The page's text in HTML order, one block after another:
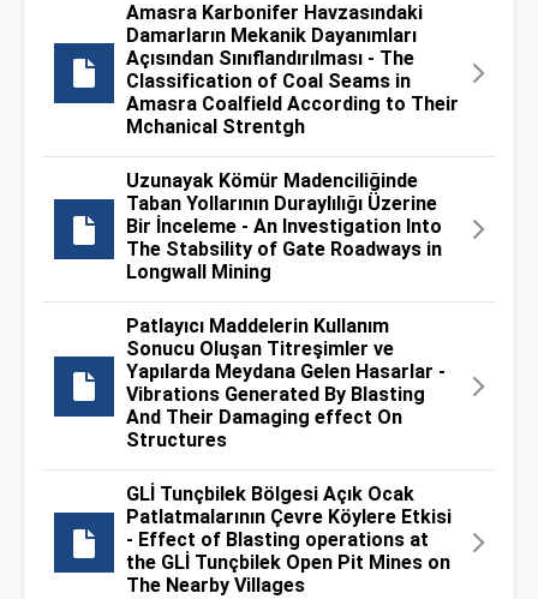
Amasra Karbonifer Havzasındaki
Damarların Mekanik Dayanımları
Açısından Sınıflandırılması - The
Classification of Coal Seams in
Amasra Coalfield According to Their
Mchanical Strentgh
Uzunayak Kömür Madenciliğinde
Taban Yollarının Duraylılığı Üzerine
Bir İnceleme - An Investigation Into
The Stabsility of Gate Roadways in
Longwall Mining
Patlayıcı Maddelerin Kullanım
Sonucu Oluşan Titreşimler ve
Yapılarda Meydana Gelen Hasarlar -
Vibrations Generated By Blasting
And Their Damaging effect On
Structures
GLİ Tunçbilek Bölgesi Açık Ocak
Patlatmalarının Çevre Köylere Etkisi
- Effect of Blasting operations at
the GLİ Tunçbilek Open Pit Mines on
The Nearby Villages